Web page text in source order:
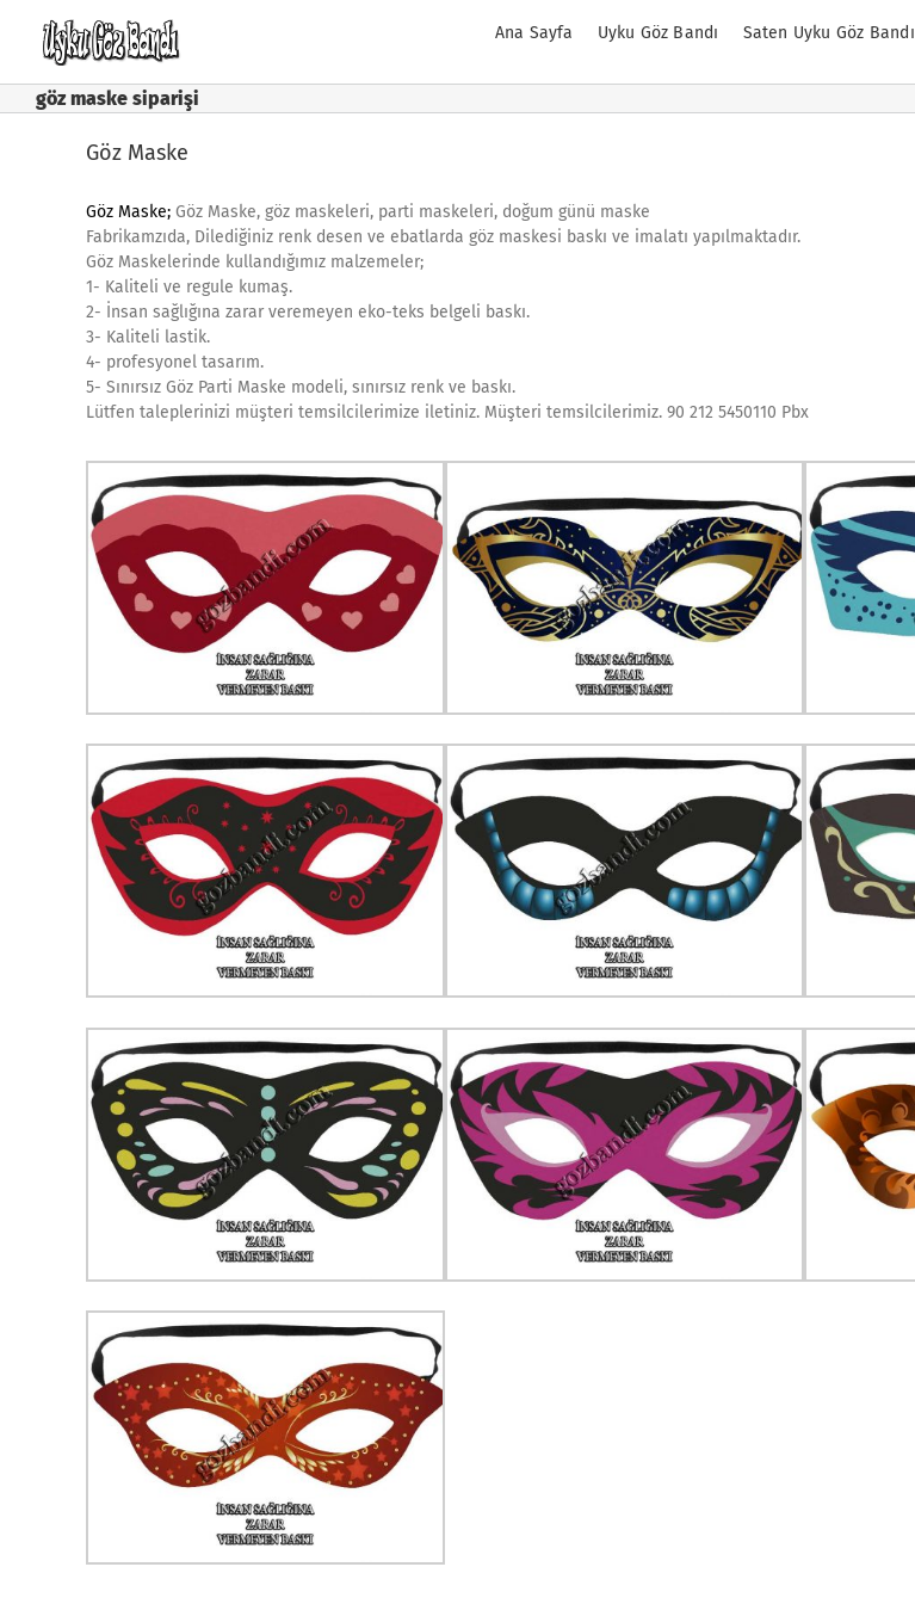
content
Ana Sayfa Uyku Göz Bandı Saten Uyku Göz Bandı
göz maske siparişi
Göz Maske
Göz Maske; Göz Maske, göz maskeleri, parti maskeleri, doğum günü maske
Fabrikamzıda, Dilediğiniz renk desen ve ebatlarda göz maskesi baskı ve imalatı yapılmaktadır.
Göz Maskelerinde kullandığımız malzemeler;
1- Kaliteli ve regule kumaş.
2- İnsan sağlığına zarar veremeyen eko-teks belgeli baskı.
3- Kaliteli lastik.
4- profesyonel tasarım.
5- Sınırsız Göz Parti Maske modeli, sınırsız renk ve baskı.
Lütfen taleplerinizi müşteri temsilcilerimize iletiniz. Müşteri temsilcilerimiz. 90 212 5450110 Pbx